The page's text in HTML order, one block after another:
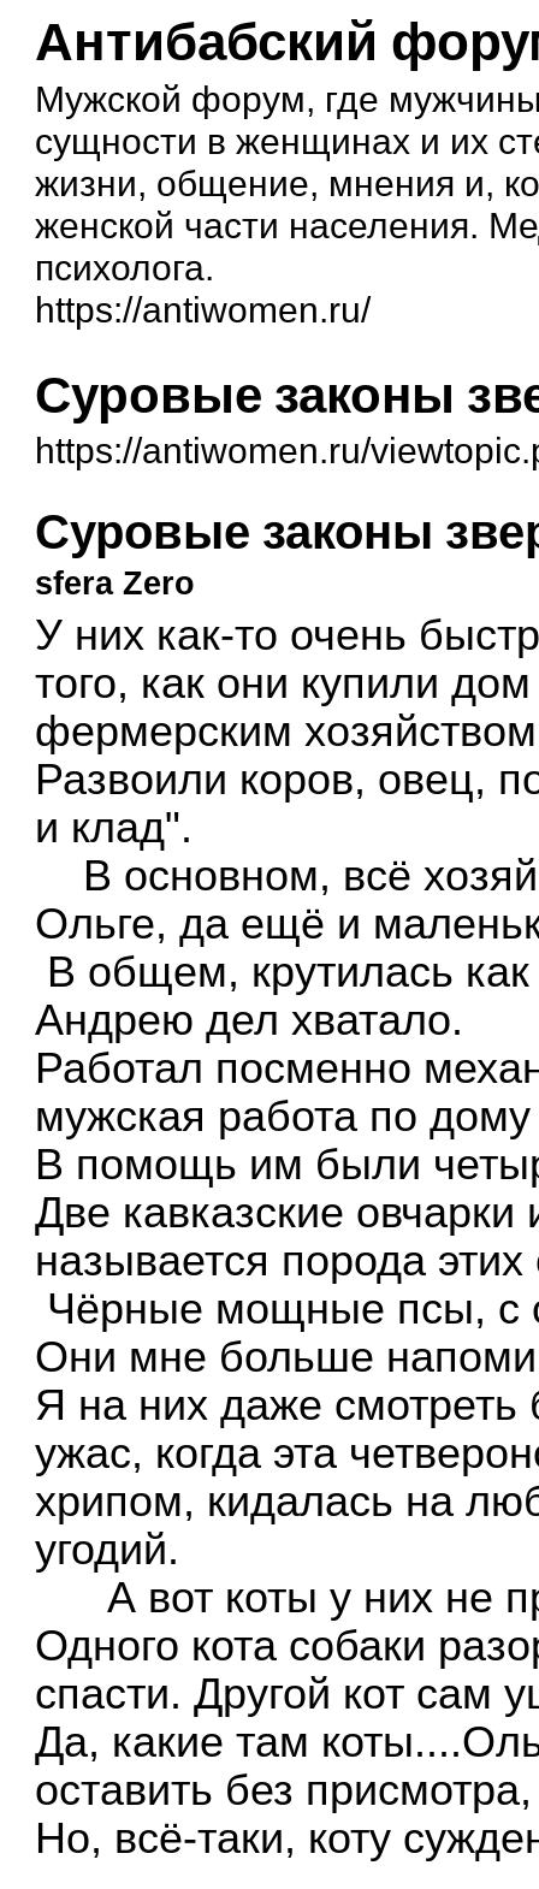
Антибабский
Мужской форум, где
сущности в женщинах и их
жизни, общение, мнения и,
женской части населения.
психолога.
https://antiwomen.ru/
Суровые законы
https://antiwomen.ru/
Суровые законы
sfera Zero
У них как-то очень
того, как они купили
фермерским
Развоили коров, овец,
и клад".
В основном, всё
Ольге, да ещё и
В общем, крутилась
Андрею дел хватало.
Работал посменно
мужская работа по
В помощь им были
Две кавказские
называется порода этих
Чёрные мощные псы, с
Они мне больше
Я на них даже
ужас, когда эта
хрипом, кидалась на
угодий.
А вот коты у них не
Одного кота собаки
спасти. Другой кот сам
Да, какие там
оставить без
Но, всё-таки, коту